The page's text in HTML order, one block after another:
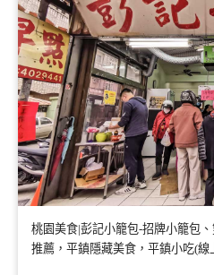
桃園美食|彭記小籠包-招牌小籠包
推薦，平鎮隱藏美食，平鎮小吃(線